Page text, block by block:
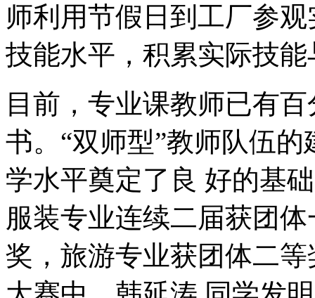
师利用节假日到工厂参
技能水平，积累实际技
目前，专业课教师已有
书。“双师型”教师队伍
学水平奠定了良 好的基
服装专业连续二届获团
奖，旅游专业获团体二